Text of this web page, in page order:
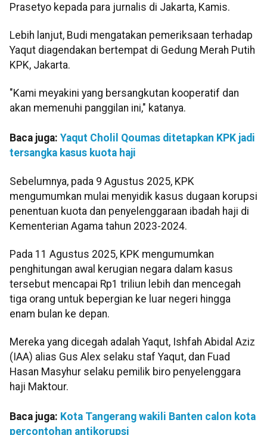
Prasetyo kepada para jurnalis di Jakarta, Kamis.
Lebih lanjut, Budi mengatakan pemeriksaan terhadap
Yaqut diagendakan bertempat di Gedung Merah Putih
KPK, Jakarta.
"Kami meyakini yang bersangkutan kooperatif dan
akan memenuhi panggilan ini," katanya.
Baca juga: Yaqut Cholil Qoumas ditetapkan KPK jadi
tersangka kasus kuota haji
Sebelumnya, pada 9 Agustus 2025, KPK
mengumumkan mulai menyidik kasus dugaan korupsi
penentuan kuota dan penyelenggaraan ibadah haji di
Kementerian Agama tahun 2023-2024.
Pada 11 Agustus 2025, KPK mengumumkan
penghitungan awal kerugian negara dalam kasus
tersebut mencapai Rp1 triliun lebih dan mencegah
tiga orang untuk bepergian ke luar negeri hingga
enam bulan ke depan.
Mereka yang dicegah adalah Yaqut, Ishfah Abidal Aziz
(IAA) alias Gus Alex selaku staf Yaqut, dan Fuad
Hasan Masyhur selaku pemilik biro penyelenggara
haji Maktour.
Baca juga: Kota Tangerang wakili Banten calon kota
percontohan antikorupsi